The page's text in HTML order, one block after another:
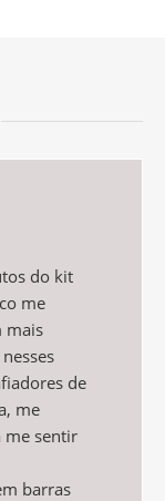
do kit
me
mais
de
me
me sentir
barras